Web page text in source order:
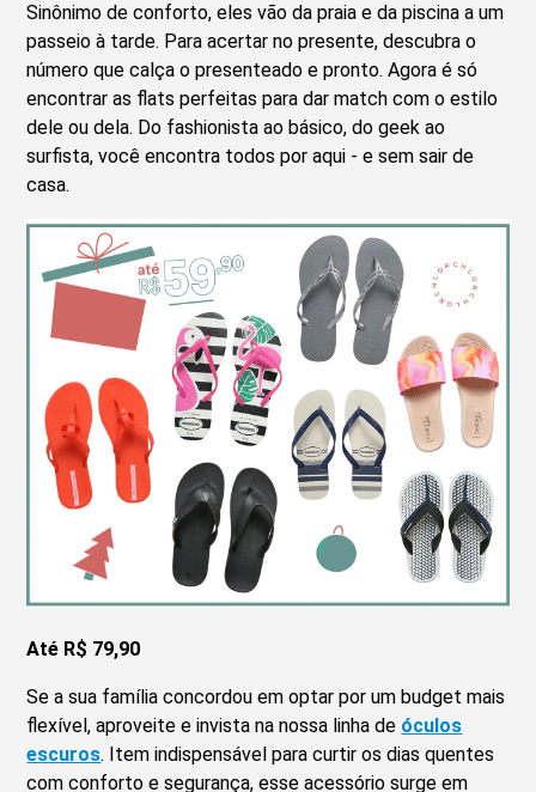
Sinônimo de conforto, eles vão da praia e da piscina a um
passeio à tarde. Para acertar no presente, descubra o
número que calça o presenteado e pronto. Agora é só
encontrar as flats perfeitas para dar match com o estilo
dele ou dela. Do fashionista ao básico, do geek ao
surfista, você encontra todos por aqui - e sem sair de
casa.
Até R$ 79,90
Se a sua família concordou em optar por um budget mais
flexível, aproveite e invista na nossa linha de óculos
escuros. Item indispensável para curtir os dias quentes
com conforto e segurança, esse acessório surge em